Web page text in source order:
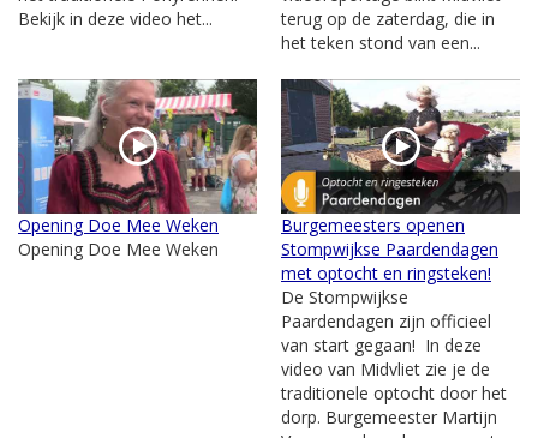
Bekijk in deze video het...
terug op de zaterdag, die in
het teken stond van een...
Opening Doe Mee Weken
Opening Doe Mee Weken
Burgemeesters openen
Stompwijkse Paardendagen
met optocht en ringsteken!
De Stompwijkse
Paardendagen zijn officieel
van start gegaan! In deze
video van Midvliet zie je de
traditionele optocht door het
dorp. Burgemeester Martijn